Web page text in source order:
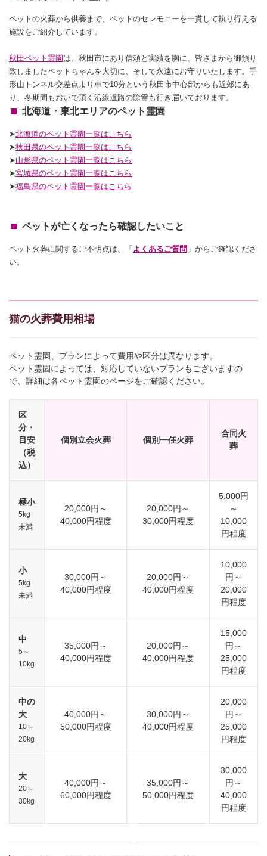
ペットの火葬から供養まで、ペットのセレモニーを一貫して執り行える
施設をご紹介しています。
秋田ペット霊園 は、秋田市にあり信頼と実績を胸に、皆さまから御預り
致しましたペットちゃんを大切に、そして永遠にお守りいたします。手
形山トンネル交差点より車で10分という秋田市中心部からも近郊にあ
り、冬期間もおいで頂く沿線道路の除雪も行き届いております。
北海道・東北エリアのペット霊園
➤北海道のペット霊園一覧はこちら
➤秋田県のペット霊園一覧はこちら
➤山形県のペット霊園一覧はこちら
➤宮城県のペット霊園一覧はこちら
➤福島県のペット霊園一覧はこちら
ペットが亡くなったら確認したいこと
ペット火葬に関するご不明点は、「 よくあるご質問 」からご確認くださ
い。
猫の火葬費用相場
ペット霊園、プランによって費用や区分は異なります。
ペット霊園によっては、対応していないプランもございますの
で、詳細は各ペット霊園のページをご確認ください。
区
分・
目安
（税
込）
個別立会火葬 個別一任火葬
合同火
葬
極小
5kg
未満
20,000円～
40,000円程度
20,000円～
30,000円程度
5,000円
～
10,000
円程度
小
5kg
未満
30,000円～
40,000円程度
20,000円～
40,000円程度
10,000
円～
20,000
円程度
中
5～
10kg
35,000円～
40,000円程度
20,000円～
40,000円程度
15,000
円～
25,000
円程度
中の
大
10～
20kg
40,000円～
50,000円程度
30,000円～
40,000円程度
20,000
円～
25,000
円程度
大
20～
30kg
40,000円～
60,000円程度
35,000円～
50,000円程度
30,000
円～
40,000
円程度